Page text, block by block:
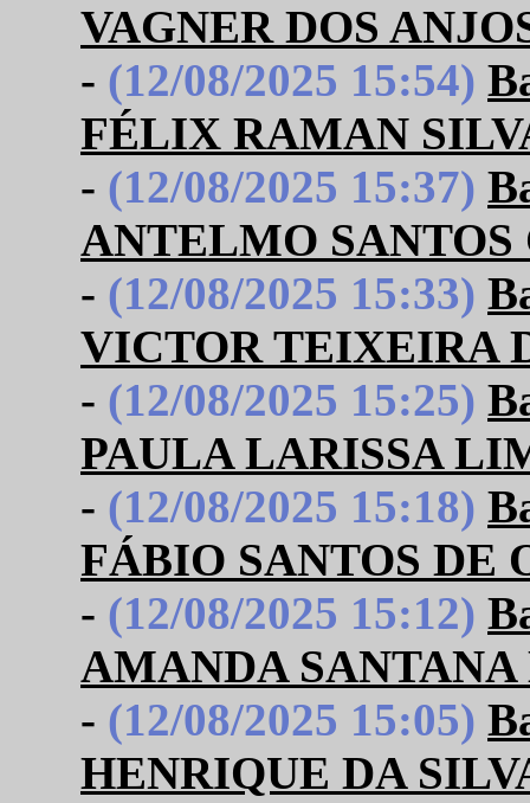
VAGNER DOS
- (12/08/2025 15:54)
FÉLIX RAMAN
- (12/08/2025 15:37)
ANTELMO SANTOS
- (12/08/2025 15:33)
VICTOR TEIXEIRA
- (12/08/2025 15:25)
PAULA LARISSA
- (12/08/2025 15:18)
FÁBIO SANTOS DE
- (12/08/2025 15:12)
AMANDA
- (12/08/2025 15:05)
HENRIQUE DA